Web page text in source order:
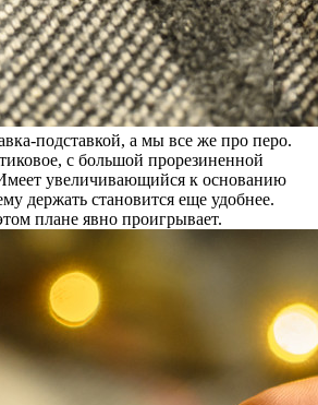
подставкой, а мы все же про перо.
с большой прорезиненной
увеличивающийся к основанию
держать становится еще удобнее.
плане явно проигрывает.